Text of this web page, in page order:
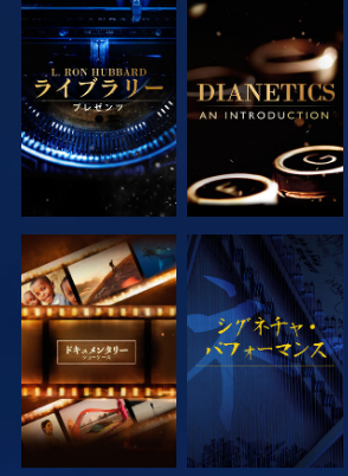
シリーズを探求 シリーズを探求
シリーズを探求 観る